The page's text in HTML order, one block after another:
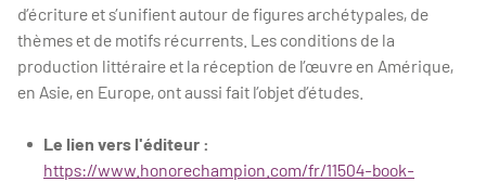
d’écriture et s’unifient autour de figures archétypales, de
thèmes et de motifs récurrents. Les conditions de la
production littéraire et la réception de l’œuvre en Amérique,
en Asie, en Europe, ont aussi fait l’objet d’études.
Le lien vers l'éditeur :
https://www.honorechampion.com/fr/11504-book-